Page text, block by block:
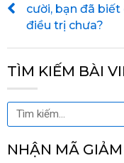
cười, bạn đã biết
điều trị chưa?
TÌM KIẾM BÀI
Tìm
kiếm
NHẬN MÃ